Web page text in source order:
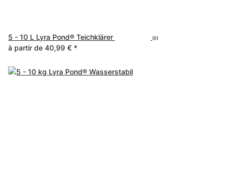
5 - 10 L Lyra Pond® Teichklärer (0)
à partir de 40,99 € *